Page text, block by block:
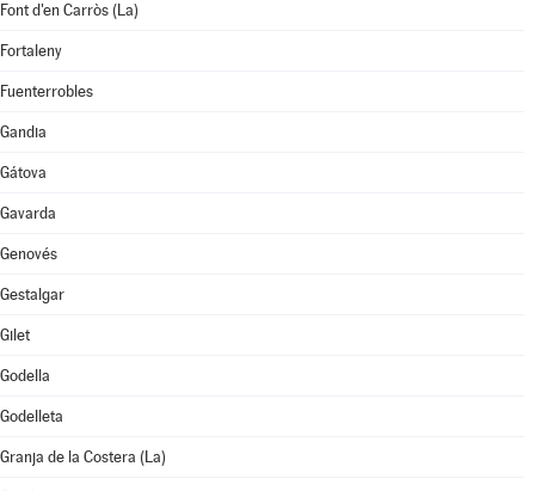
Font d'en Carròs (La)
Fortaleny
Fuenterrobles
Gandia
Gátova
Gavarda
Genovés
Gestalgar
Gilet
Godella
Godelleta
Granja de la Costera (La)